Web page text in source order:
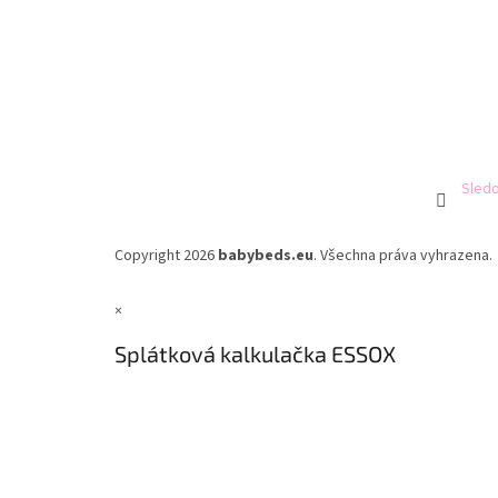
Copyright 2026 babybeds.eu. Všechna práva vyhrazena.
×
Splátková kalkulačka ESSOX